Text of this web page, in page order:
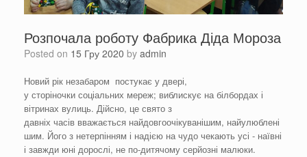
Розпочала роботу Фабрика Діда Мороза
Posted on 15 Гру 2020 by admin
Новий рік незабаром постукає у двері,
у сторіночки соціальних мереж; виблискує на білбордах і
вітринах вулиць. Дійсно, це свято з
давніх часів вважається найдовгоочікуванішим, найулюблені
шим. Його з нетерпінням і надією на чудо чекають усі - наївні
і завжди юні дорослі, не по-дитячому серйозні малюки.